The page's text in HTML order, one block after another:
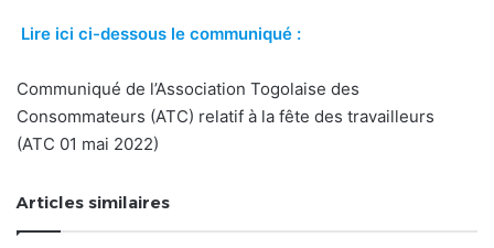
Lire ici ci-dessous le communiqué :
Communiqué de l’Association Togolaise des
Consommateurs (ATC) relatif à la fête des travailleurs
(ATC 01 mai 2022)
Articles similaires